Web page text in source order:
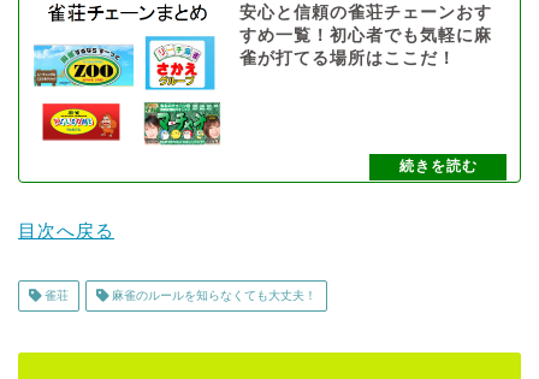
安心と信頼の雀荘チェーンおす
すめ一覧！初心者でも気軽に麻
雀が打てる場所はここだ！
目次へ戻る
雀荘 麻雀のルールを知らなくても大丈夫！